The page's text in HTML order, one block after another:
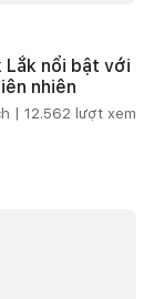
Lắk nổi bật với
nhiên
| 12.562 lượt xem